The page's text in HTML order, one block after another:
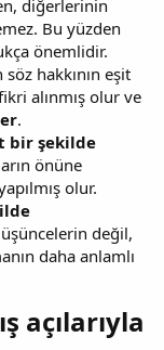
diğerlerinin
Bu yüzden
önemlidir.
söz hakkının eşit
alınmış olur ve
.
bir şekilde
önüne
olur.
değil,
daha anlamlı
açılarıyla